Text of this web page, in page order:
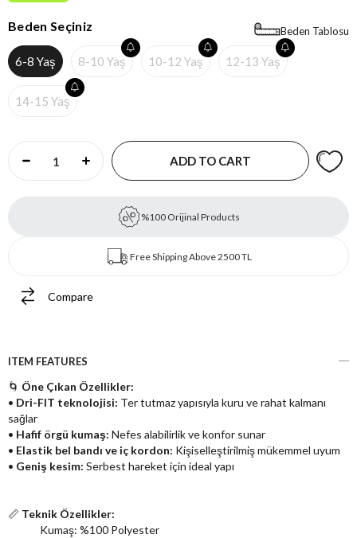
Beden Tablosu
Beden Seçiniz
6-8 Yaş 8-10 Yaş 10-12 Yaş 12-13 Yaş
14-15 Yaş
%100 Orijinal Products
Free Shipping Above 2500 TL
Compare
ITEM FEATURES
🌀 Öne Çıkan Özellikler:
• Dri-FIT teknolojisi: Ter tutmaz yapısıyla kuru ve rahat kalmanı
sağlar
• Hafif örgü kumaş: Nefes alabilirlik ve konfor sunar
• Elastik bel bandı ve iç kordon: Kişiselleştirilmiş mükemmel uyum
• Geniş kesim: Serbest hareket için ideal yapı
📏 Teknik Özellikler:
Kumaş: %100 Polyester